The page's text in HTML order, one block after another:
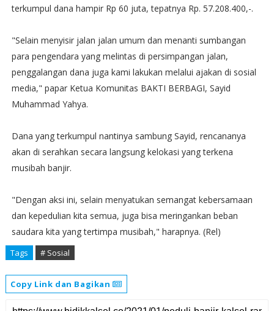
terkumpul dana hampir Rp 60 juta, tepatnya Rp. 57.208.400,-.
"Selain menyisir jalan jalan umum dan menanti sumbangan
para pengendara yang melintas di persimpangan jalan,
penggalangan dana juga kami lakukan melalui ajakan di sosial
media," papar Ketua Komunitas BAKTI BERBAGI, Sayid
Muhammad Yahya.
Dana yang terkumpul nantinya sambung Sayid, rencananya
akan di serahkan secara langsung kelokasi yang terkena
musibah banjir.
"Dengan aksi ini, selain menyatukan semangat kebersamaan
dan kepedulian kita semua, juga bisa meringankan beban
saudara kita yang tertimpa musibah," harapnya. (Rel)
Tags # Sosial
Copy Link dan Bagikan